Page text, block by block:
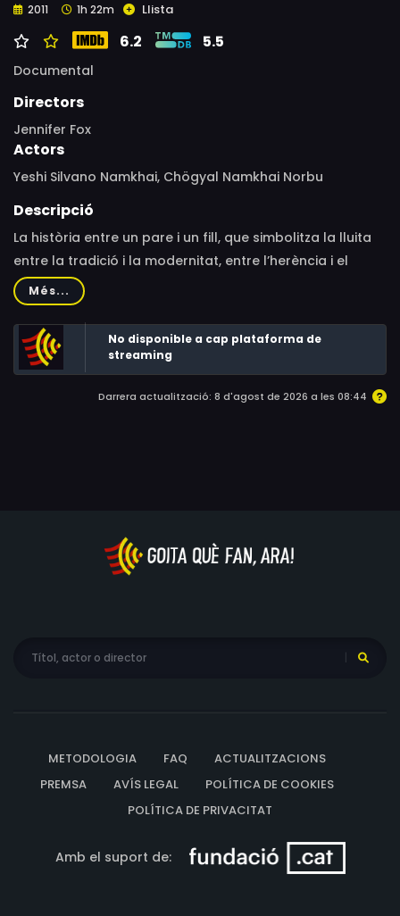
2011 1h 22m Llista
6.2 5.5
Documental
Directors
Jennifer Fox
Actors
Yeshi Silvano Namkhai, Chögyal Namkhai Norbu
Descripció
La història entre un pare i un fill, que simbolitza la lluita
entre la tradició i la modernitat, entre l’herència i el
trencament. Acabarà renunciant el fill al seu estil de
vida occidental per reconciliar-se amb les seves arrels
tibetanes?
Més...
No disponible a cap plataforma de
streaming
Darrera actualització: 8 d'agost de 2026 a les 08:44
METODOLOGIA FAQ
ACTUALITZACIONS
PREMSA
AVÍS LEGAL
POLÍTICA DE COOKIES
POLÍTICA DE PRIVACITAT
Amb el suport de: